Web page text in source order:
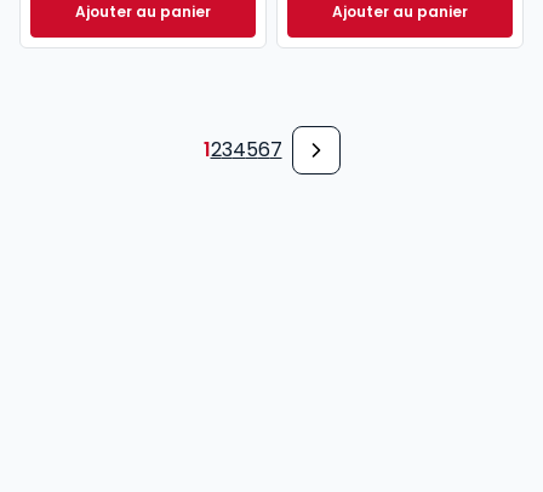
Ajouter au panierCode pénal 2027 annoté. Édition limitée à 37,00 €
Ajouter au panier
Code de
1234567